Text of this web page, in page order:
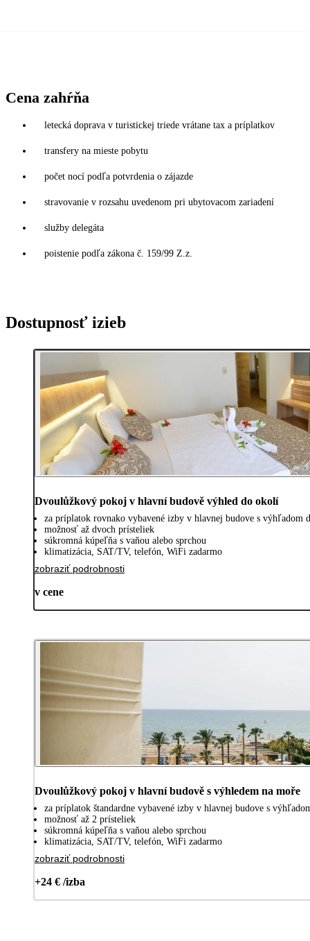
Cena zahŕňa
letecká doprava v turistickej triede vrátane tax a príplatkov
transfery na mieste pobytu
počet nocí podľa potvrdenia o zájazde
stravovanie v rozsahu uvedenom pri ubytovacom zariadení
služby delegáta
poistenie podľa zákona č. 159/99 Z.z.
Dostupnosť izieb
Dvoulůžkový pokoj v hlavní budově výhled do okolí
za príplatok rovnako vybavené izby v hlavnej budove s výhľadom
možnosť až dvoch prísteliek
súkromná kúpeľňa s vaňou alebo sprchou
klimatizácia, SAT/TV, telefón, WiFi zadarmo
zobraziť podrobnosti
v cene
Dvoulůžkový pokoj v hlavní budově s výhledem na moře
za príplatok štandardne vybavené izby v hlavnej budove s
možnosť až 2 prísteliek
súkromná kúpeľňa s vaňou alebo sprchou
klimatizácia, SAT/TV, telefón, WiFi zadarmo
zobraziť podrobnosti
+24 € /izba